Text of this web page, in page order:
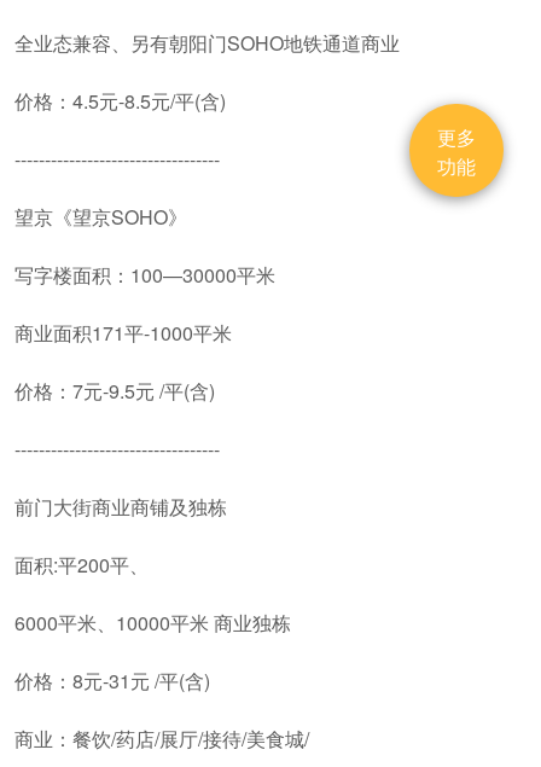
全业态兼容、另有朝阳门SOHO地铁通道商业
价格：4.5元-8.5元/平(含)
----------------------------------
望京《望京SOHO》
写字楼面积：100—30000平米
商业面积171平-1000平米
价格：7元-9.5元 /平(含)
----------------------------------
前门大街商业商铺及独栋
面积:平200平、
6000平米、10000平米 商业独栋
价格：8元-31元 /平(含)
商业：餐饮/药店/展厅/接待/美食城/
更多
功能